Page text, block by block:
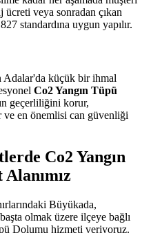
ücreti veya sonradan çıkan
standardına uygun yapılır.
Adalar'da küçük bir ihmal
Co2 Yangın Tüpü
geçerliliğini korur,
ve en önemlisi can güvenliği
Co2 Yangın
Büyükada,
olmak üzere ilçeye bağlı
Dolumu hizmeti veriyoruz.